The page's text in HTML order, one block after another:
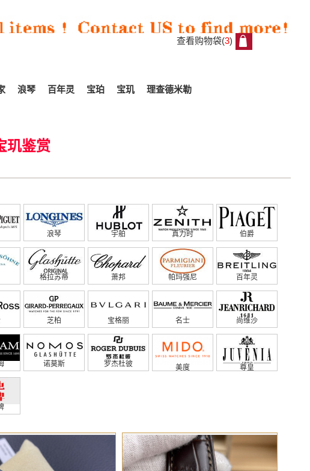
查看购物袋(3)
浪琴 百年灵 宝珀 宝玑 理查德米勒
玑鉴赏
浪琴 宇舶 真力时 伯爵
格拉苏蒂 萧邦 帕玛强尼 百年灵
芝柏 宝格丽 名士 尚维沙
诺莫斯 罗杰杜彼 美度 尊皇